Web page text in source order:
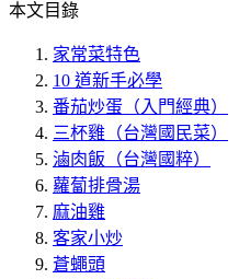
本文目錄
家常菜特色
10 道新手必學
番茄炒蛋（入門經典）
三杯雞（台灣國民菜）
滷肉飯（台灣國粹）
蘿蔔排骨湯
麻油雞
客家小炒
蒼蠅頭